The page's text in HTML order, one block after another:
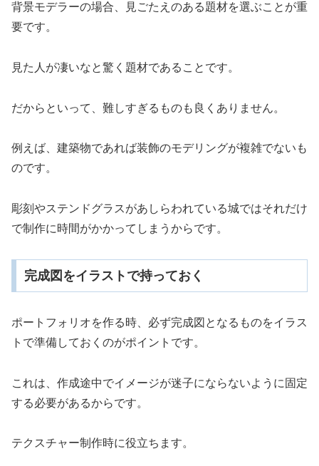
背景モデラーの場合、見ごたえのある題材を選ぶことが重
要です。
見た人が凄いなと驚く題材であることです。
だからといって、難しすぎるものも良くありません。
例えば、建築物であれば装飾のモデリングが複雑でないも
のです。
彫刻やステンドグラスがあしらわれている城ではそれだけ
で制作に時間がかかってしまうからです。
完成図をイラストで持っておく
ポートフォリオを作る時、必ず完成図となるものをイラス
トで準備しておくのがポイントです。
これは、作成途中でイメージが迷子にならないように固定
する必要があるからです。
テクスチャー制作時に役立ちます。